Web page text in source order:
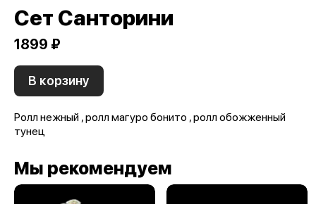
Сет Санторини
1899 ₽
В корзину
Ролл нежный , ролл магуро бонито , ролл обожженный
тунец
Мы рекомендуем